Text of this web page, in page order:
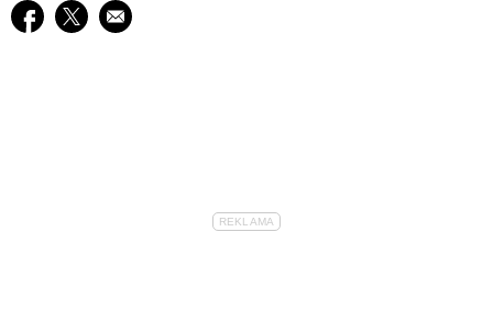
Udostępnij na facebook
Udostępnij na twitter
E-mail do przyjaciela